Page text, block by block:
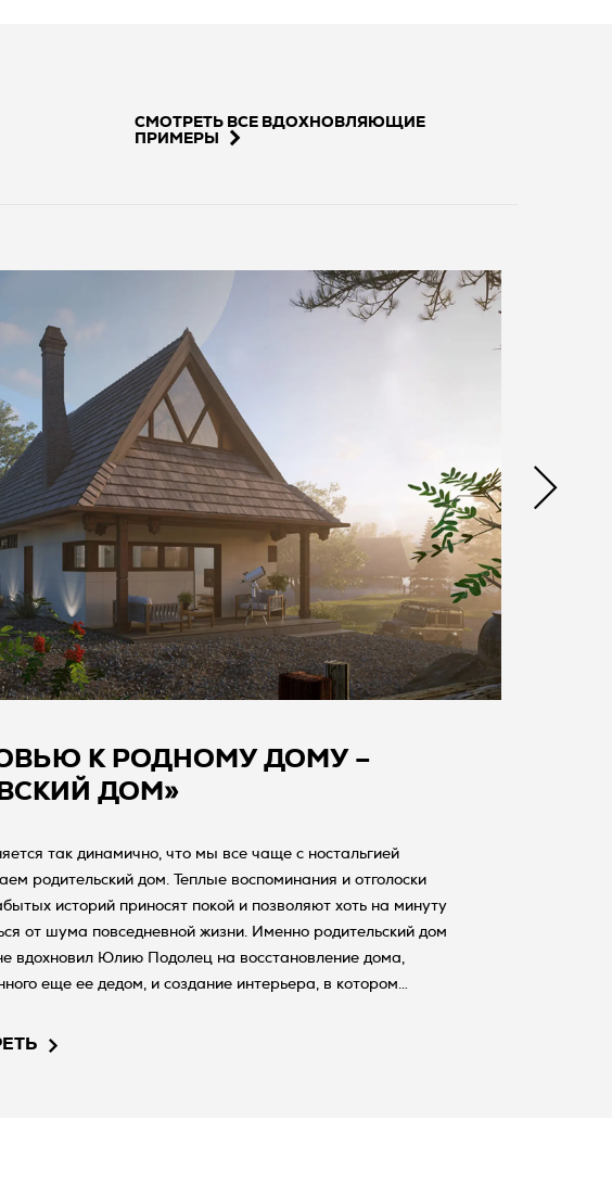
СМОТРЕТЬ ВСЕ ВДОХНОВЛЯЮЩИЕ
ПРИМЕРЫ
К РОДНОМУ ДОМУ –
ДОМ»
так динамично, что мы все чаще с ностальгией
родительский дом. Теплые воспоминания и отголоски
историй приносят покой и позволяют хоть на минуту
от шума повседневной жизни. Именно родительский дом
вдохновил Юлию Подолец на восстановление дома,
еще ее дедом, и создание интерьера, в котором